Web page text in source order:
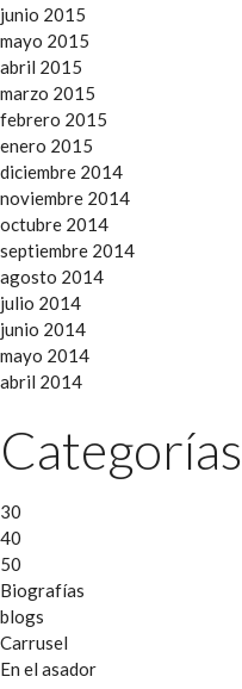
junio 2015
mayo 2015
abril 2015
marzo 2015
febrero 2015
enero 2015
diciembre 2014
noviembre 2014
octubre 2014
septiembre 2014
agosto 2014
julio 2014
junio 2014
mayo 2014
abril 2014
Categorías
30
40
50
Biografías
blogs
Carrusel
En el asador